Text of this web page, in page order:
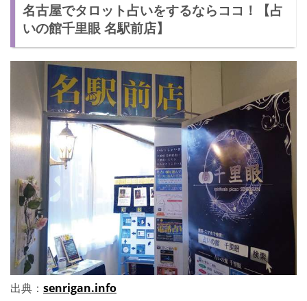
鑑定料金
名古屋でタロット占いをするならココ！【SAI-タロット占いの館-】
おすすめな占い師【SAI-蔡-先生】
口コミ
店舗詳細
鑑定料金
名古屋でタロット占いをするならココ！【占いのオズ】
おすすめな先生【青木泉蓉(あおきせんよう)先生】
口コミ
店舗詳細
鑑定料金
名古屋でタロット占いをするならココ！【占の城 千夜物語】
名古屋でタロット占いをするならココ！【占
いの館千里眼 名駅前店】
出典： senrigan.info